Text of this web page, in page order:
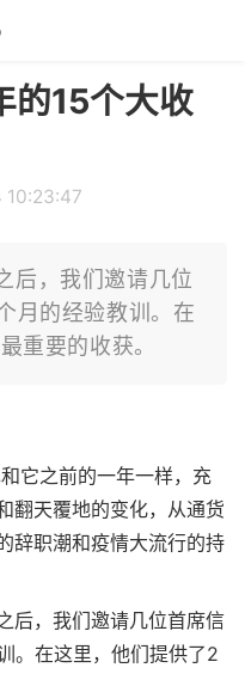
的15个大收
后，我们邀请几位
月的经验教训。在
重要的收获。
它之前的一年一样，充
翻天覆地的变化，从通货
辞职潮和疫情大流行的持
后，我们邀请几位首席信
。在这里，他们提供了2